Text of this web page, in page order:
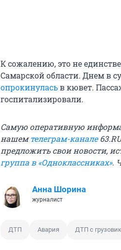
К сожалению, это не
Самарской области. Днем в
опрокинуласьв кювет.
госпитализировали.
Самую оперативную
нашемтелеграм-канале
предложить свои новости,
группа в «Одноклассниках».
Анна Шорина
журналист
ДТП Авария ДТП с